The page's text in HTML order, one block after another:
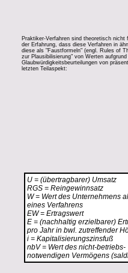
Praktiker-Verfahren sind theoretisch
der Erfahrung, dass diese Verfahren in
diese als "Faustformeln" (engl. Rules of
zur Plausibilisierung" von Werten
Glaubwürdigkeitsbeurteilungen von
letzten Teilaspekt:
U = (übertragbarer) Umsatz
RGS = Reingewinnsatz
W = Wert des Unternehmens
eines Verfahrens
EW = Ertragswert
E = (nachhaltig erzielbarer)
pro Jahr in bwl. zutreffender
i = Kapitalisierungszinsfuß
nbV = Wert des nicht-betriebs-
notwendigen Vermögens